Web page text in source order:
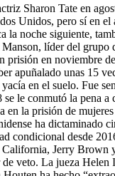
Sharon Tate en
Unidos, pero sí en el
la noche siguiente,
líder del grupo
prisión en noviembre
apuñalado unas 15
en el suelo. Fue
le conmutó la pena a
en la prisión de
ha dictaminado
condicional desde
California, Jerry Brown
veto. La jueza Helen